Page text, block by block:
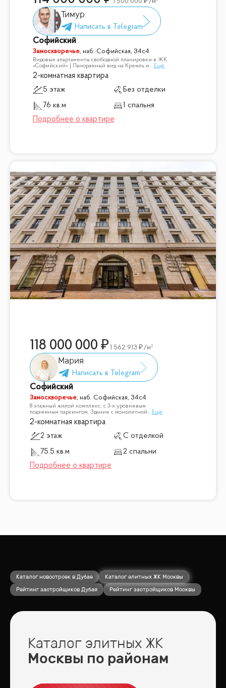
1 500 000 /м²
Тимур
Софийский
Замоскворечье, наб. Софийская, 34с4
Видовые апартаменты свободной планировки в ЖК
«Софийский» | Панорамный вид на Кремль и... Ещё
2-комнатная квартира
5 этаж
Без отделки
76 кв.м
1 спальня
118 000 000 1 562 913 /м²
Мария
Софийский
Замоскворечье,наб. Софийская, 34с4
8 этажный жилой комплекс, с 3-х уровневым
подземным паркингом. Здание с монолитной... Ещё
2-комнатная квартира
2 этаж
С отделкой
75.5 кв.м
2 спальни
Каталог новостроек в Дубае
Каталог элитных ЖК Москвы
Рейтинг застройщиков Дубая
Рейтинг застройщиков Москвы
Каталог элитных ЖК
Москвы по районам